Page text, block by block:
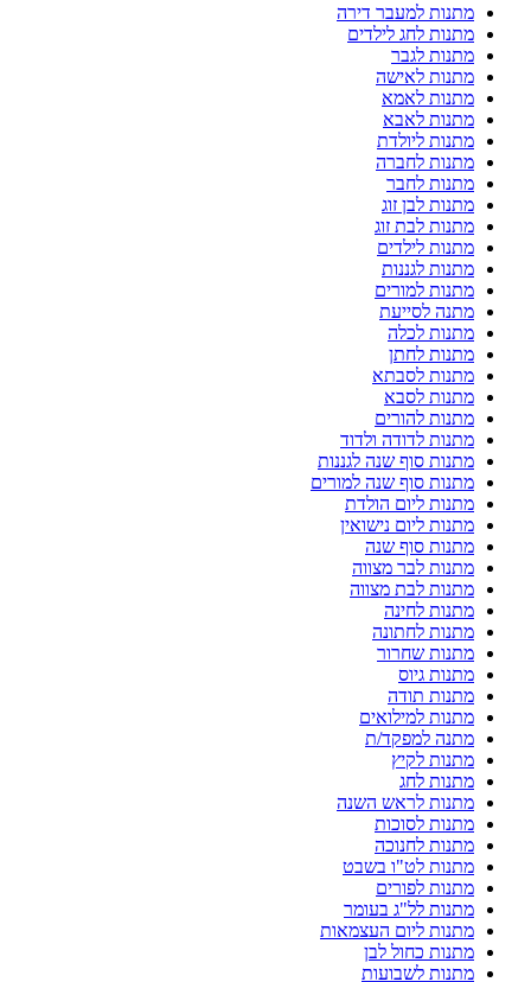
מתנות למעבר דירה
מתנות לחג לילדים
מתנות לגבר
מתנות לאישה
מתנות לאמא
מתנות לאבא
מתנות ליולדת
מתנות לחברה
מתנות לחבר
מתנות לבן זוג
מתנות לבת זוג
מתנות לילדים
מתנות לגננות
מתנות למורים
מתנה לסייעת
מתנות לכלה
מתנות לחתן
מתנות לסבתא
מתנות לסבא
מתנות להורים
מתנות לדודה ולדוד
מתנות סוף שנה לגננות
מתנות סוף שנה למורים
מתנות ליום הולדת
מתנות ליום נישואין
מתנות סוף שנה
מתנות לבר מצווה
מתנות לבת מצווה
מתנות לחינה
מתנות לחתונה
מתנות שחרור
מתנות גיוס
מתנות תודה
מתנות למילואים
מתנה למפקד/ת
מתנות לקיץ
מתנות לחג
מתנות לראש השנה
מתנות לסוכות
מתנות לחנוכה
מתנות לט"ו בשבט
מתנות לפורים
מתנות לל"ג בעומר
מתנות ליום העצמאות
מתנות כחול לבן
מתנות לשבועות